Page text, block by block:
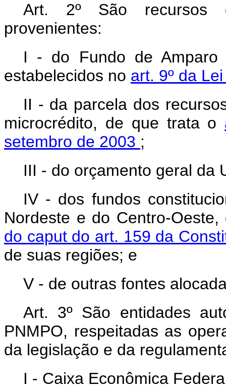
Art. 2º São recursos
provenientes:
I - do Fundo de Amparo
estabelecidos no art. 9º da
II - da parcela dos
microcrédito, de que trata o
setembro de 2003 ;
III - do orçamento geral da
IV - dos fundos
Nordeste e do Centro-
do caput do art. 159 da
de suas regiões; e
V - de outras fontes
Art. 3º São entidades
PNMPO, respeitadas as
da legislação e da
I - Caixa Econômica